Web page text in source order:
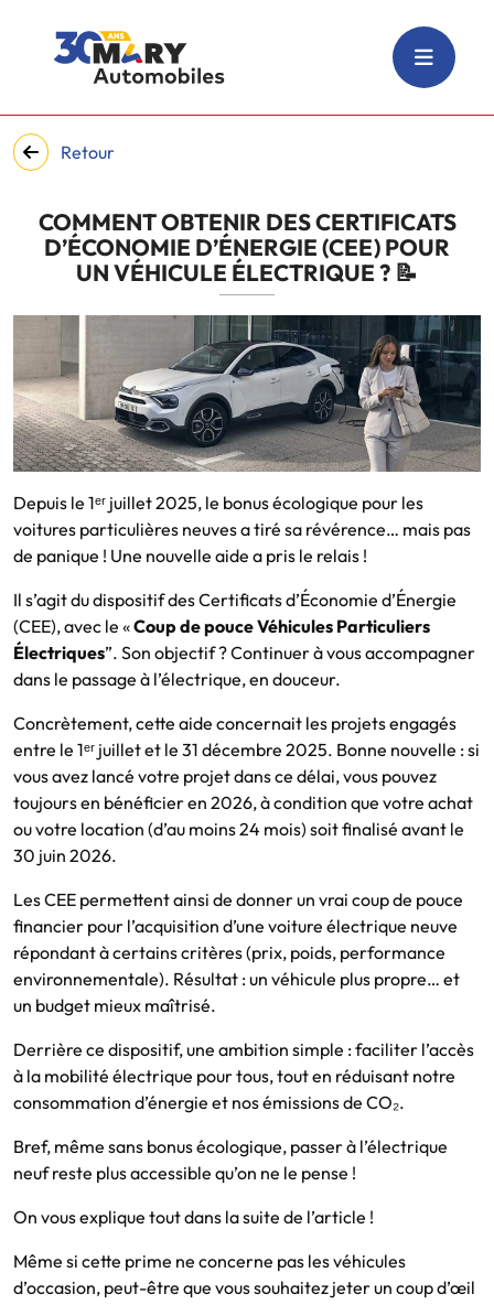
Retour
COMMENT OBTENIR DES CERTIFICATS
D’ÉCONOMIE D’ÉNERGIE (CEE) POUR
UN VÉHICULE ÉLECTRIQUE ? 📝
Depuis le 1ᵉʳ juillet 2025, le bonus écologique pour les
voitures particulières neuves a tiré sa révérence… mais pas
de panique ! Une nouvelle aide a pris le relais !
Il s’agit du dispositif des Certificats d’Économie d’Énergie
(CEE), avec le «Coup de pouce Véhicules Particuliers
Électriques”. Son objectif ? Continuer à vous accompagner
dans le passage à l’électrique, en douceur.
Concrètement, cette aide concernait les projets engagés
entre le 1ᵉʳ juillet et le 31 décembre 2025. Bonne nouvelle : si
vous avez lancé votre projet dans ce délai, vous pouvez
toujours en bénéficier en 2026, à condition que votre achat
ou votre location (d’au moins 24 mois) soit finalisé avant le
30 juin 2026.
Les CEE permettent ainsi de donner un vrai coup de pouce
financier pour l’acquisition d’une voiture électrique neuve
répondant à certains critères (prix, poids, performance
environnementale). Résultat : un véhicule plus propre… et
un budget mieux maîtrisé.
Derrière ce dispositif, une ambition simple : faciliter l’accès
à la mobilité électrique pour tous, tout en réduisant notre
consommation d’énergie et nos émissions de CO₂.
Bref, même sans bonus écologique, passer à l’électrique
neuf reste plus accessible qu’on ne le pense !
On vous explique tout dans la suite de l’article !
Même si cette prime ne concerne pas les véhicules
d’occasion, peut-être que vous souhaitez jeter un coup d’œil